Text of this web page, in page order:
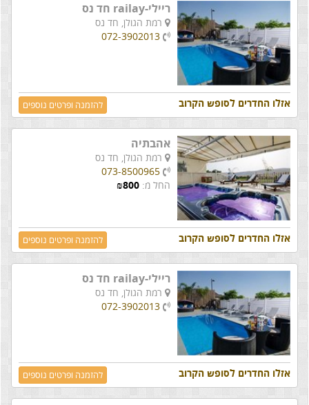
ריילי-railay חד נס
רמת הגולן, חד נס
072-3902013
אזלו החדרים לסופש הקרוב להזמנה ופרטים נוספים
אהבתיה
רמת הגולן, חד נס
073-8500965
החל מ:
₪800
אזלו החדרים לסופש הקרוב להזמנה ופרטים נוספים
ריילי-railay חד נס
רמת הגולן, חד נס
072-3902013
אזלו החדרים לסופש הקרוב להזמנה ופרטים נוספים